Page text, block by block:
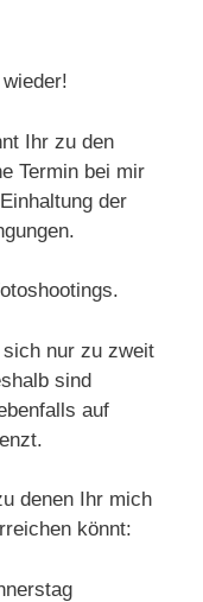
Ihr zu den
Termin bei mir
der
nur zu zweit
sind
auf
denen Ihr mich
könnt: